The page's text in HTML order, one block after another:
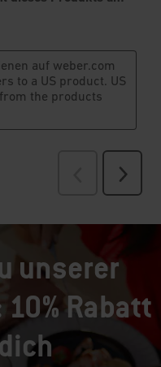
unserer
Rabatt